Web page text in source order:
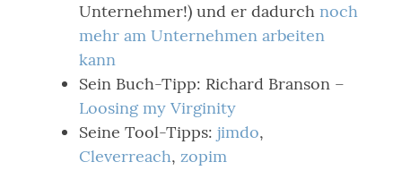
Unternehmer!) und er dadurch noch
mehr am Unternehmen arbeiten
kann
Sein Buch-Tipp: Richard Branson –
Loosing my Virginity
Seine Tool-Tipps: jimdo,
Cleverreach, zopim